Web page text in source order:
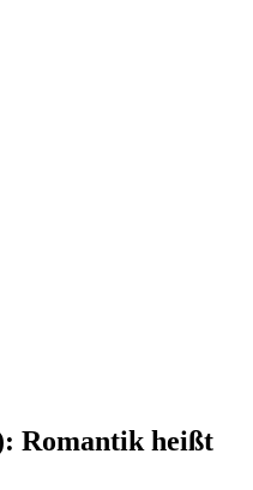
Romantik heißt